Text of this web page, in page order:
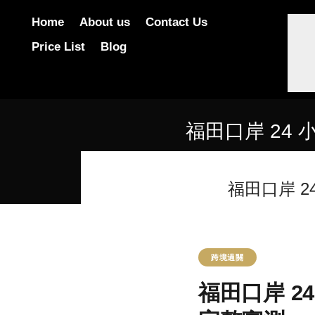
Home About us
Contact Us
Price List
Blog
福田口岸 24
福田口岸
跨境過關
福田口岸